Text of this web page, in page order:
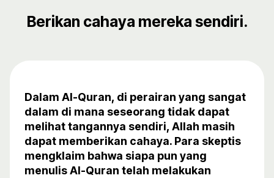
Berikan cahaya mereka sendiri.
Dalam Al-Quran, di perairan yang sangat
dalam di mana seseorang tidak dapat
melihat tangannya sendiri, Allah masih
dapat memberikan cahaya. Para skeptis
mengklaim bahwa siapa pun yang
menulis Al-Quran telah melakukan